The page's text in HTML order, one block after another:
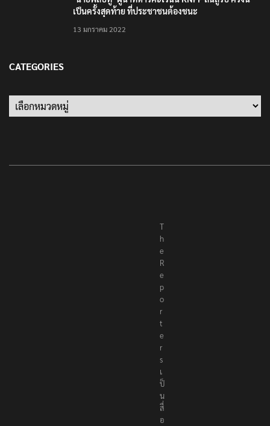
เป็นครั้งสุดท้าย ที่ประชาชนต้องชนะ
13 มกราคม 2022
CATEGORIES
Categories
T
h
e
R
e
p
o
r
t
e
r
s
เ
ป็
น
สื่
อ